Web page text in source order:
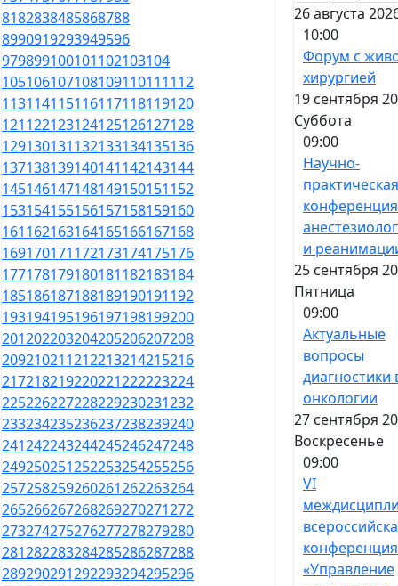
8182838485868788
8990919293949596
979899100101102103104
105106107108109110111112
113114115116117118119120
121122123124125126127128
129130131132133134135136
137138139140141142143144
145146147148149150151152
153154155156157158159160
161162163164165166167168
169170171172173174175176
177178179180181182183184
185186187188189190191192
193194195196197198199200
201202203204205206207208
209210211212213214215216
217218219220221222223224
225226227228229230231232
233234235236237238239240
241242243244245246247248
249250251252253254255256
257258259260261262263264
265266267268269270271272
273274275276277278279280
281282283284285286287288
289290291292293294295296
26 августа
10:00
Форум с
хирургией
19 сентября
Суббота
09:00
Научно-
практическая
и
25 сентября
Пятница
09:00
Актуальные
вопросы
диагностики
онкологии
27 сентября
Воскресенье
09:00
VI
конференция
«Управление